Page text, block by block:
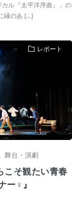
ル『太平洋序曲』」の
縁のあ […]
レポート
舞台・演劇
こそ観たい青春
ー♀』